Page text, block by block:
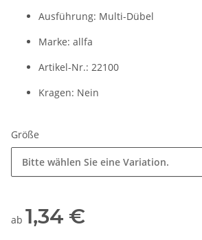
Ausführung: Multi-Dübel
Marke: allfa
Artikel-Nr.: 22100
Kragen: Nein
Größe
Bitte wählen Sie eine Variation.
ab 1,34 €